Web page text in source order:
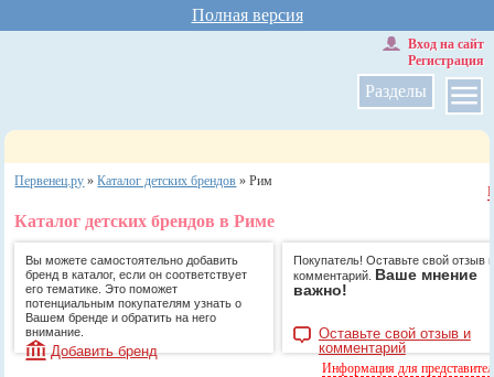
Полная версия
Разделы
Вход на сайт
Регистрация
Первенец.ру »Каталог детских брендов »Рим
Каталог детских брендов в Риме
Вы можете самостоятельно добавить
бренд в каталог, если он соответствует
его тематике. Это поможет
потенциальным покупателям узнать о
Вашем бренде и обратить на него
внимание.
Добавить бренд
Покупатель! Оставьте свой отзыв и
комментарий. Ваше мнение
важно!
Оставьте свой отзыв и
комментарий
Информация для